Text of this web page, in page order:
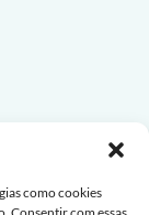
como cookies